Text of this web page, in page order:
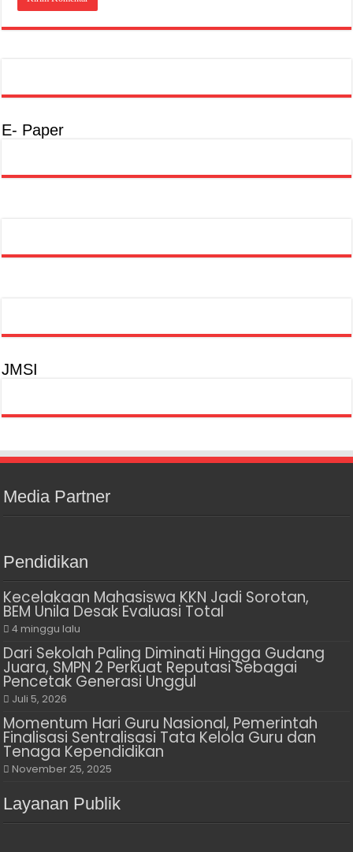
E- Paper
JMSI
Media Partner
Pendidikan
Kecelakaan Mahasiswa KKN Jadi Sorotan,
BEM Unila Desak Evaluasi Total
4 minggu lalu
Dari Sekolah Paling Diminati Hingga Gudang
Juara, SMPN 2 Perkuat Reputasi Sebagai
Pencetak Generasi Unggul
Juli 5, 2026
Momentum Hari Guru Nasional, Pemerintah
Finalisasi Sentralisasi Tata Kelola Guru dan
Tenaga Kependidikan
November 25, 2025
Layanan Publik